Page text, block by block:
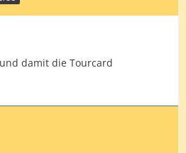
damit die Tourcard